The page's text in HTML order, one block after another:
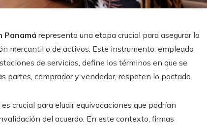
Panamá representa una etapa crucial para asegurar la
mercantil o de activos. Este instrumento, empleado
de servicios, define los términos en que se
partes, comprador y vendedor, respeten lo pactado.
crucial para eludir equivocaciones que podrían
del acuerdo. En este contexto, firmas